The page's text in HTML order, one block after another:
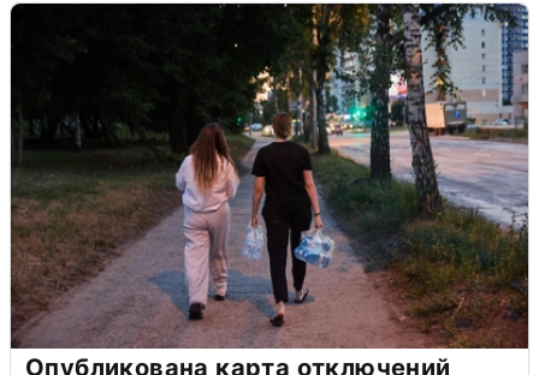
Опубликована карта отключений